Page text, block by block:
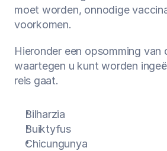
moet worden, onnodige
voorkomen.
Hieronder een opsomming van
waartegen u kunt worden
reis gaat.
Bilharzia
Buiktyfus
Chicungunya